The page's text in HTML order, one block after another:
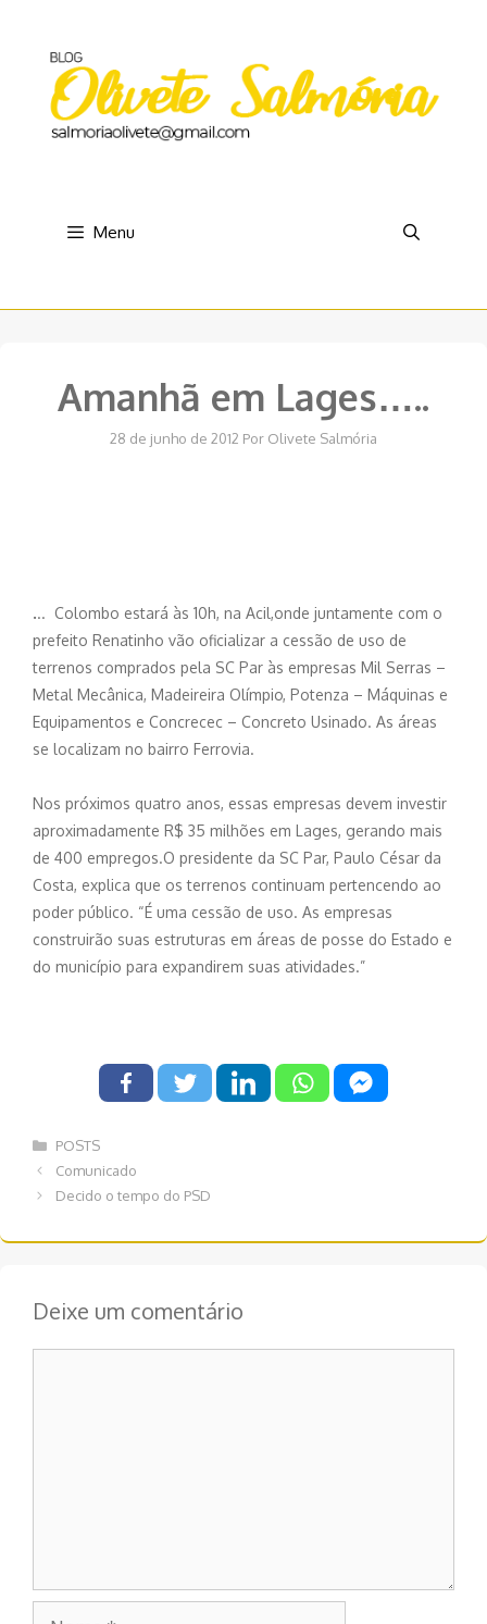
conteúdo
Menu
Amanhã em Lages…..
28 de junho de 2012 Por Olivete Salmória
... Colombo estará às 10h, na Acil,onde juntamente com o
prefeito Renatinho vão oficializar a cessão de uso de
terrenos comprados pela SC Par às empresas Mil Serras –
Metal Mecânica, Madeireira Olímpio, Potenza – Máquinas e
Equipamentos e Concrecec – Concreto Usinado. As áreas
se localizam no bairro Ferrovia.
Nos próximos quatro anos, essas empresas devem investir
aproximadamente R$ 35 milhões em Lages, gerando mais
de 400 empregos.O presidente da SC Par, Paulo César da
Costa, explica que os terrenos continuam pertencendo ao
poder público. “É uma cessão de uso. As empresas
construirão suas estruturas em áreas de posse do Estado e
do município para expandirem suas atividades.”
Categorias
POSTS
Navegação
de
Comunicado
Decido o tempo do PSD
Deixe um comentário